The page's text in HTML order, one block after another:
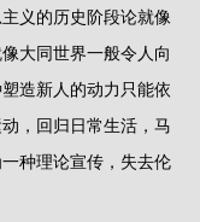
义的历史阶段论就像
大同世界一般令人向
造新人的动力只能依
，回归日常生活，马
种理论宣传，失去伦